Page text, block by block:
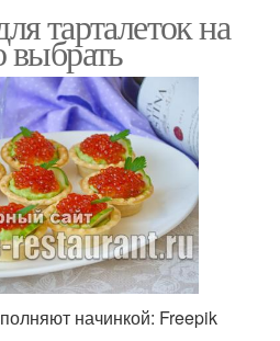
Вкусные тарталетки
Тарталетки с овощами
Тарталетки с начинками
тарталеток на
начинкой: Freepik